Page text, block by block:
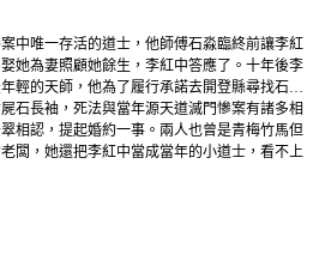
中唯一存活的道士，他師傅石淼臨終前讓李紅
她為妻照顧她餘生，李紅中答應了。十年後李
輕的天師，他為了履行承諾去開登縣尋找石千
石長袖，死法與當年源天道滅門慘案有諸多相
相認，提起婚約一事。兩人也曾是青梅竹馬但
闆，她還把李紅中當成當年的小道士，看不上